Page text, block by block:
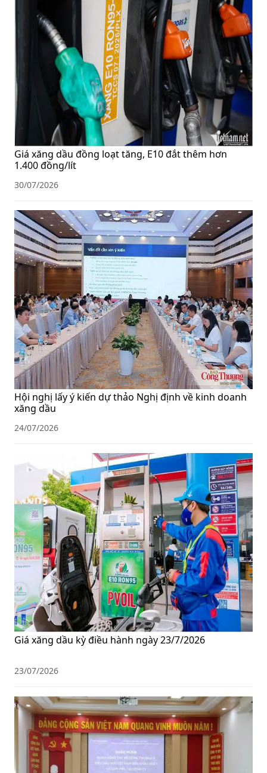
Giá xăng dầu đồng loạt tăng, E10 đắt thêm hơn
1.400 đồng/lít
30/07/2026
Hội nghị lấy ý kiến dự thảo Nghị định về kinh doanh
xăng dầu
24/07/2026
Giá xăng dầu kỳ điều hành ngày 23/7/2026
23/07/2026